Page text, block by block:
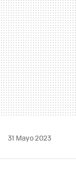
31 Mayo 2023